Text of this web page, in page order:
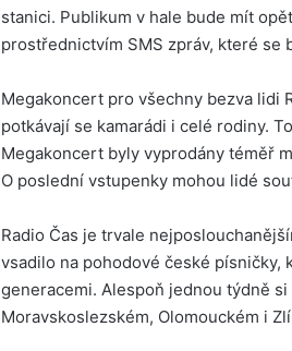
stanici. Publikum v hale bude mít
prostřednictvím SMS zpráv, které se
Megakoncert pro všechny bezva lidi
potkávají se kamarádi i celé rodiny.
Megakoncert byly vyprodány téměř
O poslední vstupenky mohou lidé
Radio Čas je trvale
vsadilo na pohodové české
generacemi. Alespoň jednou týdně
Moravskoslezském, Olomouckém i